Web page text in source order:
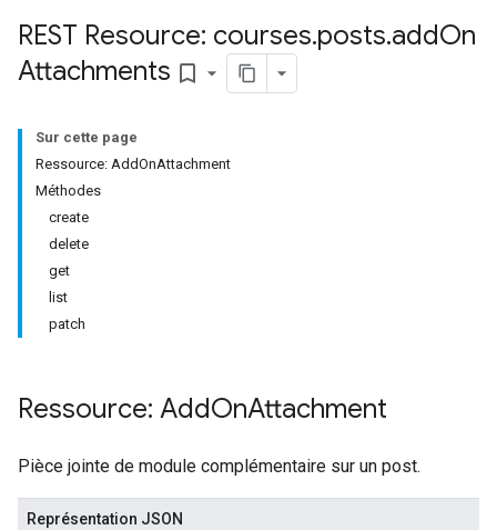
REST Resource: courses.posts.addOn
Attachments bookmark_border
Sur cette page
Ressource: AddOnAttachment
Méthodes
create
delete
get
list
patch
Ressource: AddOnAttachment
Pièce jointe de module complémentaire sur un post.
Représentation JSON